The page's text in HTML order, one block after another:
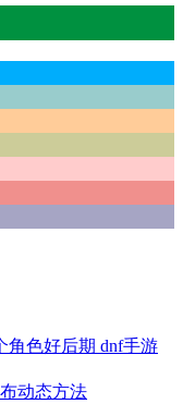
角色好后期 dnf手游
动态方法